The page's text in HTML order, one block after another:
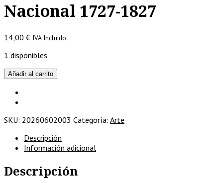
Nacional 1727-1827
14,00 € IVA Incluido
1 disponibles
Cerámica
de
Alcora
Arqueológico
1727-
1827
Añadir al carrito
SKU: 20260602003 Categoría: Arte
Descripción
Información adicional
Descripción